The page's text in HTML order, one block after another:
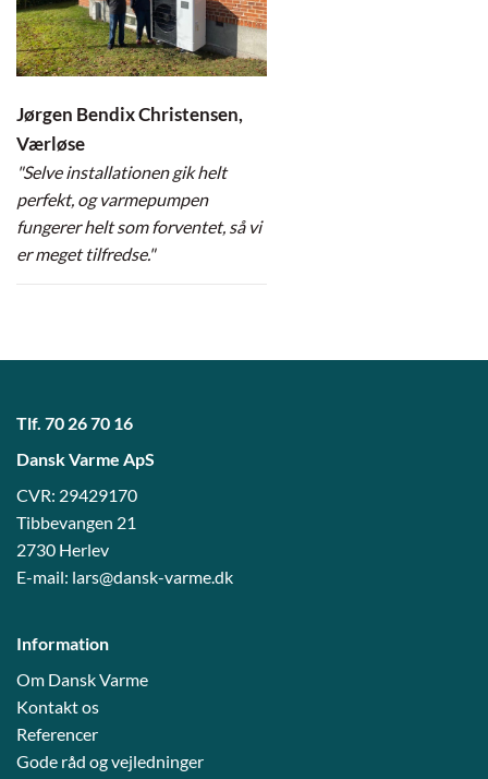
Jørgen Bendix Christensen,
Værløse
"Selve installationen gik helt
perfekt, og varmepumpen
fungerer helt som forventet, så vi
er meget tilfredse."
Tlf. 70 26 70 16
Dansk Varme ApS
CVR: 29429170
Tibbevangen 21
2730 Herlev
E-mail: lars@dansk-varme.dk
Information
Om Dansk Varme
Kontakt os
Referencer
Gode råd og vejledninger